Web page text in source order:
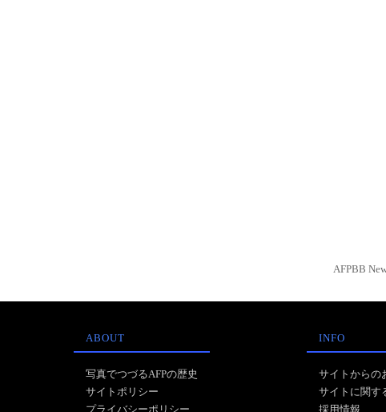
AFPBB
ABOUT
写真でつづるAFPの歴史
サイトポリシー
プライバシーポリシー
INFO
サイトからの
サイトに関す
採用情報